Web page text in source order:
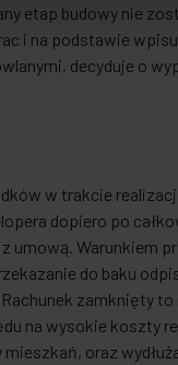
etap budowy nie
i na podstawie
decyduje o
w trakcie
dopiero po
umową. Warunkiem
do baku
zamknięty to
na wysokie koszty
oraz